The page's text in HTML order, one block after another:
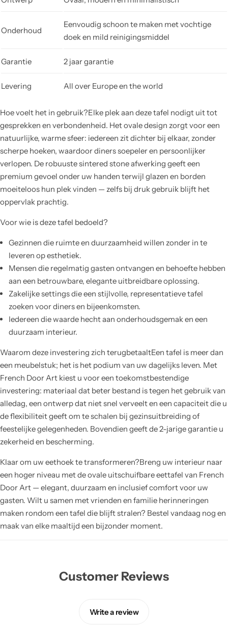
Onderhoud
Eenvoudig schoon te maken met vochtige
doek en mild reinigingsmiddel
Garantie 2 jaar garantie
Levering All over Europe en the world
Hoe voelt het in gebruik?Elke plek aan deze tafel nodigt uit tot
gesprekken en verbondenheid. Het ovale design zorgt voor een
natuurlijke, warme sfeer: iedereen zit dichter bij elkaar, zonder
scherpe hoeken, waardoor diners soepeler en persoonlijker
verlopen. De robuuste sintered stone afwerking geeft een
premium gevoel onder uw handen terwijl glazen en borden
moeiteloos hun plek vinden — zelfs bij druk gebruik blijft het
oppervlak prachtig.
Voor wie is deze tafel bedoeld?
Gezinnen die ruimte en duurzaamheid willen zonder in te
leveren op esthetiek.
Mensen die regelmatig gasten ontvangen en behoefte hebben
aan een betrouwbare, elegante uitbreidbare oplossing.
Zakelijke settings die een stijlvolle, representatieve tafel
zoeken voor diners en bijeenkomsten.
Iedereen die waarde hecht aan onderhoudsgemak en een
duurzaam interieur.
Waarom deze investering zich terugbetaaltEen tafel is meer dan
een meubelstuk; het is het podium van uw dagelijks leven. Met
French Door Art kiest u voor een toekomstbestendige
investering: materiaal dat beter bestand is tegen het gebruik van
alledag, een ontwerp dat niet snel verveelt en een capaciteit die u
de flexibiliteit geeft om te schalen bij gezinsuitbreiding of
feestelijke gelegenheden. Bovendien geeft de 2-jarige garantie u
zekerheid en bescherming.
Klaar om uw eethoek te transformeren?Breng uw interieur naar
een hoger niveau met de ovale uitschuifbare eettafel van French
Door Art — elegant, duurzaam en inclusief comfort voor uw
gasten. Wilt u samen met vrienden en familie herinneringen
maken rondom een tafel die blijft stralen? Bestel vandaag nog en
maak van elke maaltijd een bijzonder moment.
Customer Reviews
Write a review